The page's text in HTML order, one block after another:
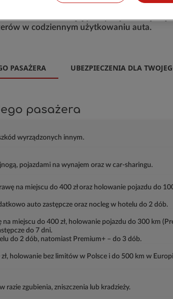
dodać do swojej polisy. Są one częścią
w codziennym użytkowaniu auta.
PASAŻERA UBEZPIECZENIA DLA
pasażera
wyrządzonych innym.
pojazdami na wynajem oraz w car-sharingu.
na miejscu do 400 zł oraz holowanie pojazdu do
auto zastępcze oraz nocleg w hotelu do 2 dób.
na miejscu do 400 zł, holowanie pojazdu do 300 km
do 7 dni.
do 2 dób, natomiast Premium+ – do 3 dób.
holowanie bez limitów w Polsce i do 500 km w
zgubienia, zniszczenia lub kradzieży.